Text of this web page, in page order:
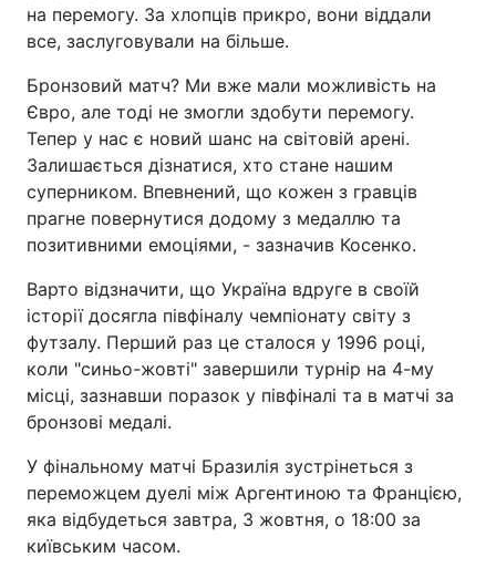
на перемогу. За хлопців прикро, вони віддали
все, заслуговували на більше.
Бронзовий матч? Ми вже мали можливість на
Євро, але тоді не змогли здобути перемогу.
Тепер у нас є новий шанс на світовій арені.
Залишається дізнатися, хто стане нашим
суперником. Впевнений, що кожен з гравців
прагне повернутися додому з медаллю та
позитивними емоціями, - зазначив Косенко.
Варто відзначити, що Україна вдруге в своїй
історії досягла півфіналу чемпіонату світу з
футзалу. Перший раз це сталося у 1996 році,
коли "синьо-жовті" завершили турнір на 4-му
місці, зазнавши поразок у півфіналі та в матчі за
бронзові медалі.
У фінальному матчі Бразилія зустрінеться з
переможцем дуелі між Аргентиною та Францією,
яка відбудеться завтра, 3 жовтня, о 18:00 за
київським часом.